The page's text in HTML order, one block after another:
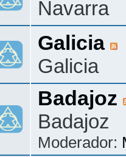
Navarra
Galicia
Galicia
Badajoz
Badajoz
Moderador: